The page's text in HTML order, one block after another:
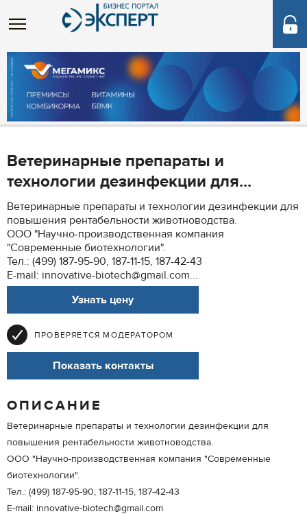
Ветеринарные препараты и
технологии дезинфекции для...
Ветеринарные препараты и технологии дезинфекции для
повышения рентабельности животноводства.
ООО "Научно-производственная компания
"Современные биотехнологии".
Тел.: (499) 187-95-90, 187-11-15, 187-42-43
E-mail: innovative-biotech@gmail.com...
Узнать цену
ПРОВЕРЯЕТСЯ МОДЕРАТОРОМ
Показать контакты
ОПИСАНИЕ
Ветеринарные препараты и технологии дезинфекции для
повышения рентабельности животноводства.
ООО "Научно-производственная компания "Современные
биотехнологии".
Тел.: (499) 187-95-90, 187-11-15, 187-42-43
E-mail: innovative-biotech@gmail.com